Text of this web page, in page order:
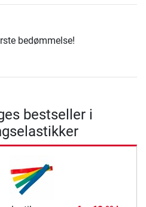
bedømmelse!
bestseller i